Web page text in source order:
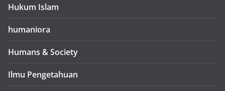
Hukum Islam
humaniora
Humans & Society
Ilmu Pengetahuan